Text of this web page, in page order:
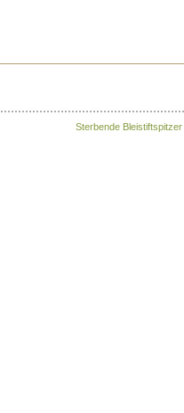
Sterbende Bleistiftspitzer